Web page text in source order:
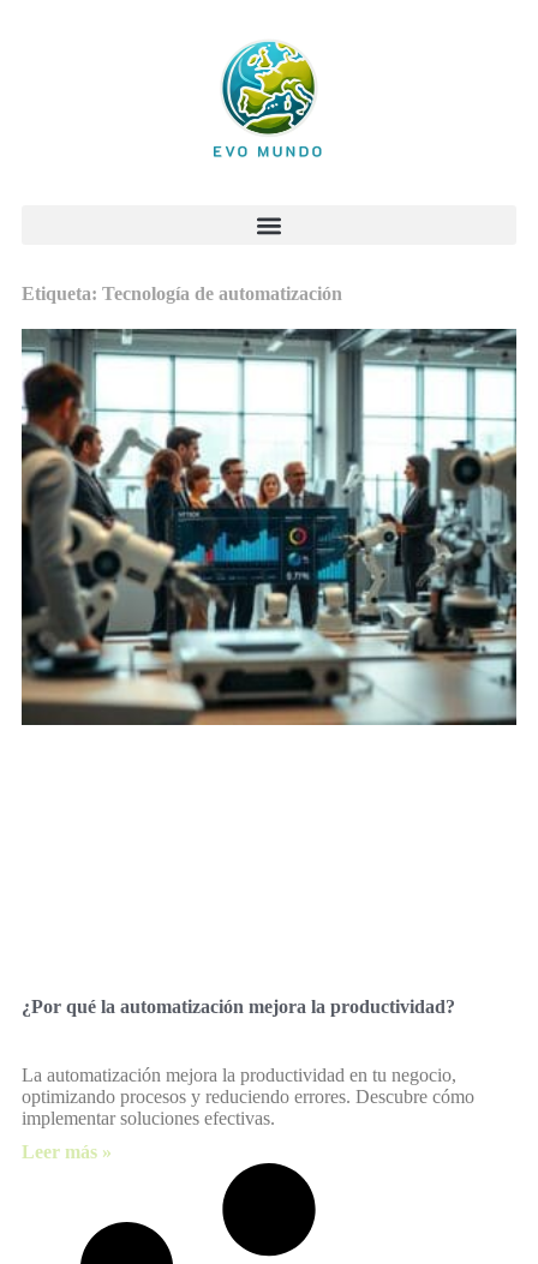
Etiqueta: Tecnología de automatización
¿Por qué la automatización mejora la productividad?
La automatización mejora la productividad en tu negocio,
optimizando procesos y reduciendo errores. Descubre cómo
implementar soluciones efectivas.
Leer más »